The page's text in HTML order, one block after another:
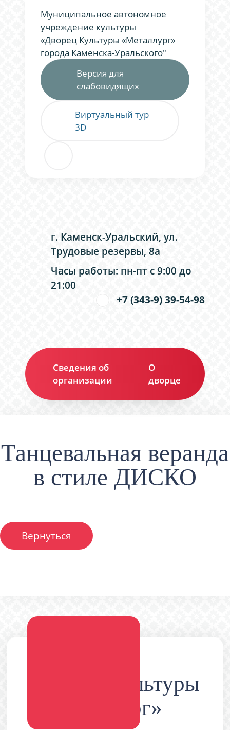
Муниципальное автономное
учреждение культуры
«Дворец Культуры «Металлург»
города Каменска-Уральского"
Версия для
слабовидящих
Виртуальный тур
3D
г. Каменск-Уральский, ул.
Трудовые резервы, 8а
Часы работы: пн-пт с 9:00 до
21:00
+7 (343-9) 39-54-98
Сведения об
организации
О
дворце
Танцевальная веранда
в стиле ДИСКО
Вернуться
Дворец культуры
«Металлург»